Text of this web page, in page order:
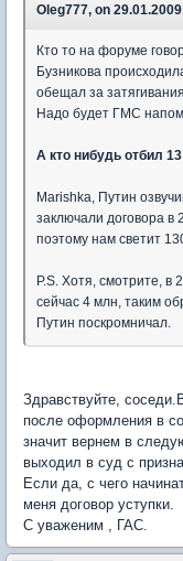
Oleg777, on
Кто то на форуме
Бузникова
обещал за
Надо будет ГМС
А кто нибудь отбил
Marishka, Путин
заключали договора в
поэтому нам светит
P.S. Хотя, смотрите, в
сейчас 4 млн, таким
Путин поскромничал.
Здравствуйте,
после оформления в
значит вернем в
выходил в суд с
Если да, с чего
меня договор уступки.
С уваженим , ГАС.